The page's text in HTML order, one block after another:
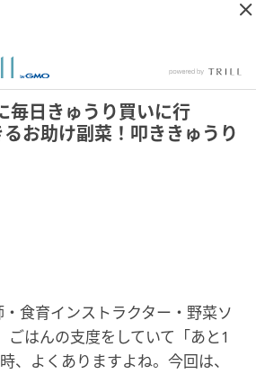
毎日きゅうり買いに行
お助け副菜！叩ききゅうり
食育インストラクター・野菜ソ
ごはんの支度をしていて「あと1
、よくありますよね。今回は、